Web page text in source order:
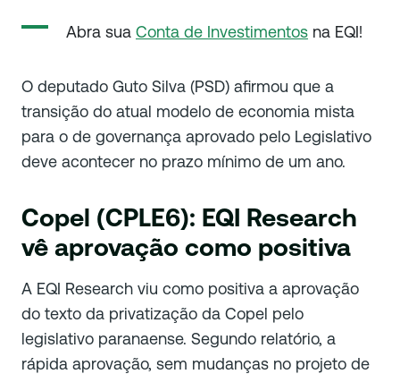
Abra sua Conta de Investimentos na EQI!
O deputado Guto Silva (PSD) afirmou que a
transição do atual modelo de economia mista
para o de governança aprovado pelo Legislativo
deve acontecer no prazo mínimo de um ano.
Copel (CPLE6): EQI Research
vê aprovação como positiva
A EQI Research viu como positiva a aprovação
do texto da privatização da Copel pelo
legislativo paranaense. Segundo relatório, a
rápida aprovação, sem mudanças no projeto de